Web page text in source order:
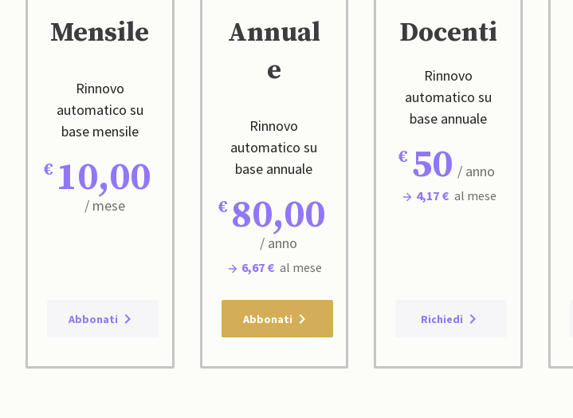
Mensile
Rinnovo
automatico su
base mensile
10,00
/ mese
Abbonati
Annual
e
Rinnovo
automatico su
base annuale
80,00
/ anno
6,67 € al mese
Abbonati
Docenti
Rinnovo
automatico su
base annuale
50 / anno
4,17 € al mese
Richiedi